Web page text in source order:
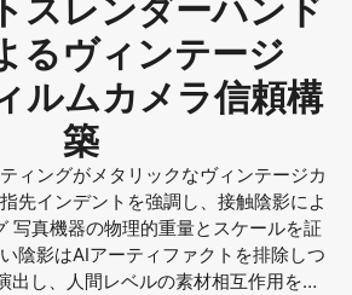
スレンダーハンド
るヴィンテージ
ルムカメラ信頼構
築
ィングがメタリックなヴィンテージカ
先インデントを強調し、接触陰影によ
写真機器の物理的重量とスケールを証
陰影はAIアーティファクトを排除しつ
出し、人間レベルの素材相互作用を示